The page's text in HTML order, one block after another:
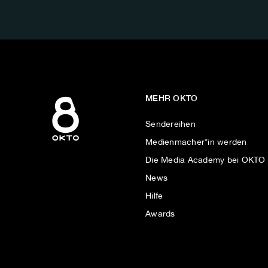
MEHR OKTO
Sendereihen
Medienmacher*in werden
Die Media Academy bei OKTO
News
Hilfe
Awards